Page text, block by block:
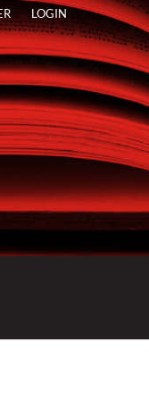
LOGIN